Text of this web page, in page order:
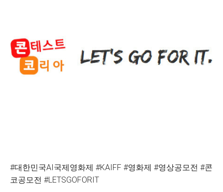
#대한민국AI국제영화제 #KAIFF #영화제 #영상공모전 #콘
코공모전 #LETSGOFORIT